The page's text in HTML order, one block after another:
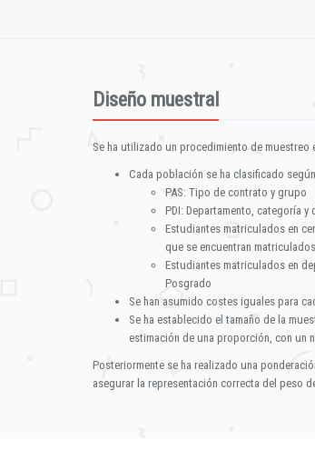
Diseño muestral
Se ha utilizado un procedimiento de
Cada población se ha clasificado
PAS: Tipo de contrato y grupo
PDI: Departamento, categoría y
Estudiantes matriculados en
que se encuentran matriculados
Estudiantes matriculados en
Posgrado
Se han asumido costes iguales para
Se ha establecido el tamaño de la
estimación de una proporción, con un
Posteriormente se ha realizado una
asegurar la representación correcta del peso